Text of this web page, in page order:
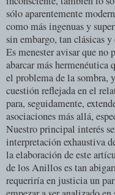
sólo aparentemente
como más ingenuas y
sin embargo, tan clásicas
Es menester avisar que no
abarcar más hermenéutica
el problema de la sombra,
cuestión reflejada en el
para, seguidamente,
asociaciones más allá,
Nuestro principal interés
interpretación exhaustiva
la elaboración de este
de los Anillos es tan
requeriría en justicia un